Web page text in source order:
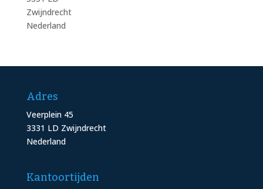
Zwijndrecht
Nederland
Adres
Veerplein 45
3331 LD Zwijndrecht
Nederland
Kantoortijden